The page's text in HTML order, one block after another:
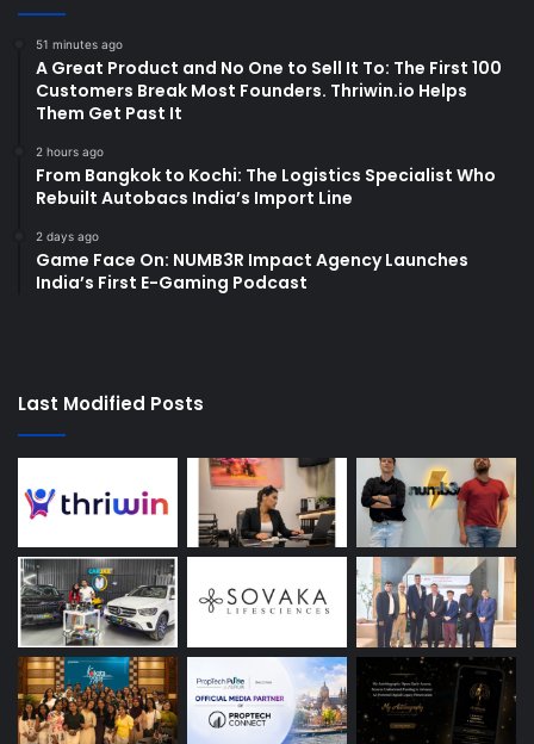
51 minutes ago
A Great Product and No One to Sell It To: The First 100
Customers Break Most Founders. Thriwin.io Helps
Them Get Past It
2 hours ago
From Bangkok to Kochi: The Logistics Specialist Who
Rebuilt Autobacs India’s Import Line
2 days ago
Game Face On: NUMB3R Impact Agency Launches
India’s First E-Gaming Podcast
Last Modified Posts